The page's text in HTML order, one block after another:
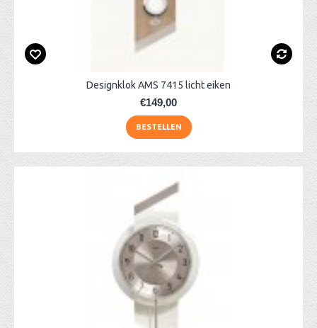
Designklok AMS 7415 licht eiken
€149,00
BESTELLEN